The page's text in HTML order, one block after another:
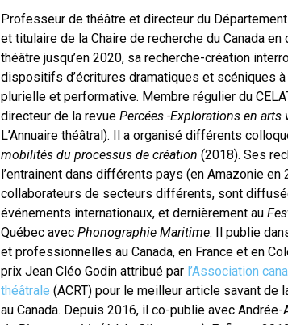
Professeur de théâtre et directeur du
et titulaire de la Chaire de recherche du Canada en
théâtre jusqu’en 2020, sa recherche-création
dispositifs d’écritures dramatiques et scéniques à
plurielle et performative. Membre régulier du
directeur de la revue Percées -Explorations en arts
L’Annuaire théâtral). Il a organisé différents
mobilités du processus de création (2018). Ses
l’entrainent dans différents pays (en Amazonie en
collaborateurs de secteurs différents, sont
événements internationaux, et dernièrement au
Québec avec Phonographie Maritime. Il publie
et professionnelles au Canada, en France et en
prix Jean Cléo Godin attribué par l’Association
théâtrale (ACRT) pour le meilleur article savant de
au Canada. Depuis 2016, il co-publie avec Andrée-